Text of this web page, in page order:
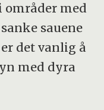
områder med
sauene
det vanlig å
med dyra